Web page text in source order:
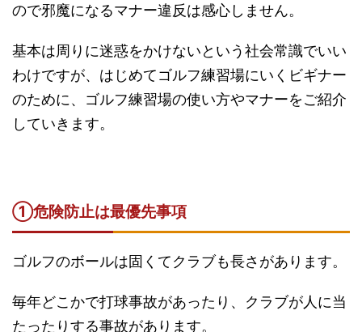
ので邪魔になるマナー違反は感心しません。
基本は周りに迷惑をかけないという社会常識でいい
わけですが、はじめてゴルフ練習場にいくビギナー
のために、ゴルフ練習場の使い方やマナーをご紹介
していきます。
①危険防止は最優先事項
ゴルフのボールは固くてクラブも長さがあります。
毎年どこかで打球事故があったり、クラブが人に当
たったりする事故があります。